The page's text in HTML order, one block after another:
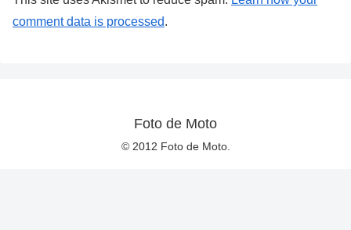
comment data is processed.
Foto de Moto
© 2012 Foto de Moto.